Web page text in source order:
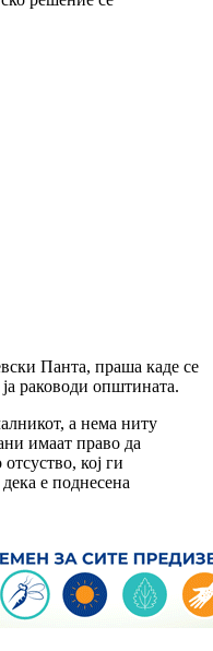
Панта, праша каде се
раководи општината.
а нема ниту
имаат право да
кој ги
е поднесена